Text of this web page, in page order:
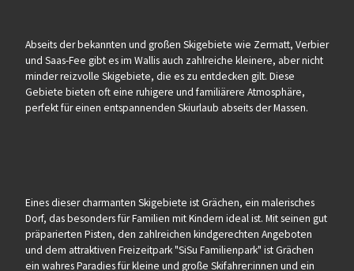
Abseits der bekannten und großen Skigebiete wie Zermatt, Verbier
und Saas-Fee gibt es im Wallis auch zahlreiche kleinere, aber nicht
minder reizvolle Skigebiete, die es zu entdecken gilt. Diese
Gebiete bieten oft eine ruhigere und familiärere Atmosphäre,
perfekt für einen entspannenden Skiurlaub abseits der Massen.
Eines dieser charmanten Skigebiete ist Grächen, ein malerisches
Dorf, das besonders für Familien mit Kindern ideal ist. Mit seinen gut
präparierten Pisten, den zahlreichen kindgerechten Angeboten
und dem attraktiven Freizeitpark "SiSu Familienpark" ist Grächen
ein wahres Paradies für kleine und große Skifahrer:innen und ein